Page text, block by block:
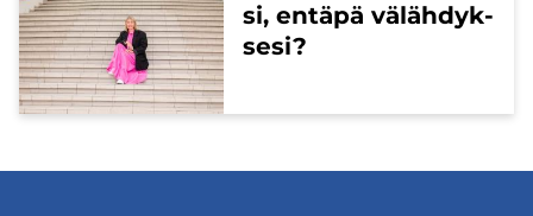
si, en­tä­pä vä­läh­dyk­
se­si?